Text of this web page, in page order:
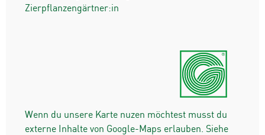
Zierpflanzengärtner:in
Wenn du unsere Karte nuzen möchtest musst du
externe Inhalte von Google-Maps erlauben. Siehe